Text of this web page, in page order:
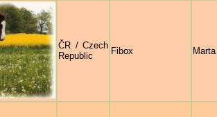
ČR / Czech
Republic
Fibox